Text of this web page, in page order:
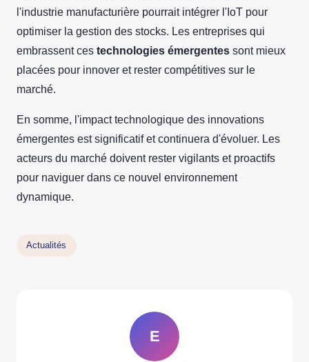
l'industrie manufacturière pourrait intégrer l'IoT pour
optimiser la gestion des stocks. Les entreprises qui
embrassent ces technologies émergentes sont mieux
placées pour innover et rester compétitives sur le
marché.
En somme, l'impact technologique des innovations
émergentes est significatif et continuera d'évoluer. Les
acteurs du marché doivent rester vigilants et proactifs
pour naviguer dans ce nouvel environnement
dynamique.
Actualités
E